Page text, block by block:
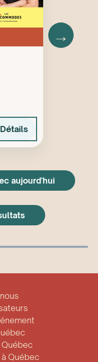
Détails
→
aujourd'hui
Québec